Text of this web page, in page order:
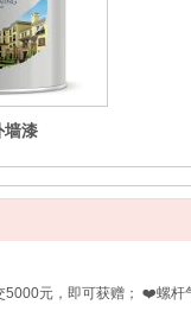
墙漆
5000元，即可获赠； ❤️螺杆